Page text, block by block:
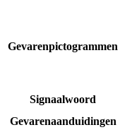
Gevarenpictogrammen
Signaalwoord
Gevarenaanduidingen